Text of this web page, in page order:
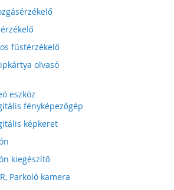
füstérzékelő
olvasó
eszköz
fényképezőgép
képkeret
kiegészítő
Parkoló kamera